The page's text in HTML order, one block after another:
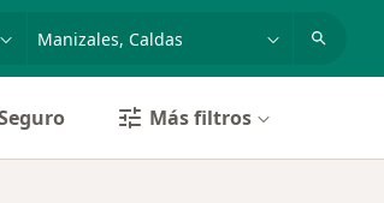
nombre
Más filtros